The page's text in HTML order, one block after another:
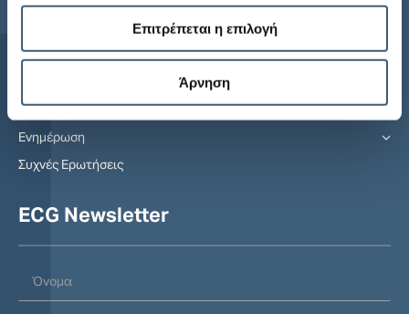
Επιτρέπεται η επιλογή
Άρνηση
Αρχική
Προϊόντα
Ενημέρωση
Συχνές Ερωτήσεις
ECG Newsletter